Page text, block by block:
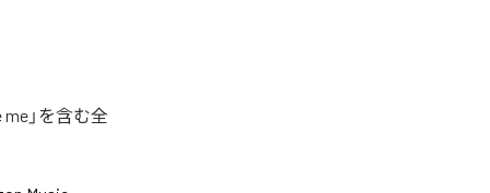
」を含む全